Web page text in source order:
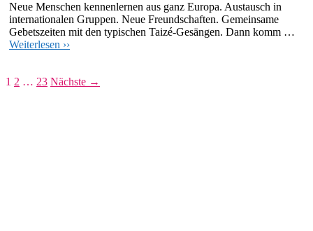
Neue Menschen kennenlernen aus ganz Europa. Austausch in
internationalen Gruppen. Neue Freundschaften. Gemeinsame
Gebetszeiten mit den typischen Taizé-Gesängen. Dann komm …
Weiterlesen ››
Beitragsnavigation
1 2 … 23 Nächste →